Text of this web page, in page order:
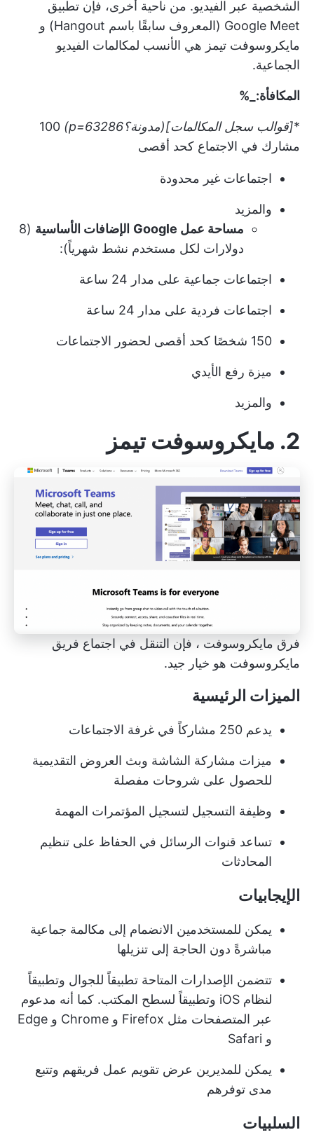
الشخصية عبر الفيديو. من ناحية أخرى، فإن تطبيق
Google Meet (المعروف سابقًا باسم Hangout) و
مايكروسوفت تيمز هي الأنسب لمكالمات الفيديو
الجماعية.
المكافأة:_%
*[قوالب سجل المكالمات](مدونة؟p=63286)
100
مشارك في الاجتماع كحد أقصى
اجتماعات غير محدودة
والمزيد
مساحة عمل Google
الإضافات الأساسية
(8
دولارات لكل مستخدم نشط شهرياً):
اجتماعات جماعية على مدار 24 ساعة
اجتماعات فردية على مدار 24 ساعة
150 شخصًا كحد أقصى لحضور الاجتماعات
ميزة رفع الأيدي
والمزيد
2. مايكروسوفت تيمز
فرق مايكروسوفت ، فإن التنقل في اجتماع فريق
مايكروسوفت هو خيار جيد.
الميزات الرئيسية
يدعم 250 مشاركاً في غرفة الاجتماعات
ميزات مشاركة الشاشة وبث العروض التقديمية
للحصول على شروحات مفصلة
وظيفة التسجيل لتسجيل المؤتمرات المهمة
تساعد قنوات الرسائل في الحفاظ على تنظيم
المحادثات
الإيجابيات
يمكن للمستخدمين الانضمام إلى مكالمة جماعية
مباشرةً دون الحاجة إلى تنزيلها
تتضمن الإصدارات المتاحة تطبيقاً للجوال وتطبيقاً
لنظام iOS وتطبيقاً لسطح المكتب. كما أنه مدعوم
عبر المتصفحات مثل Firefox و Chrome و Edge
و Safari
يمكن للمديرين عرض تقويم عمل فريقهم وتتبع
مدى توفرهم
السلبيات